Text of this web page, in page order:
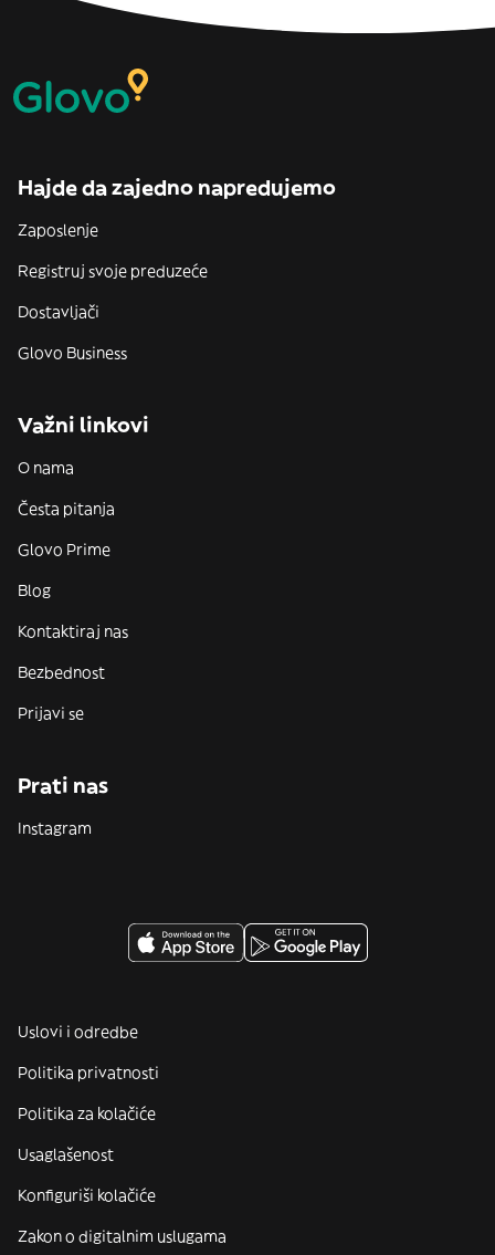
Hajde da zajedno napredujemo
Zaposlenje
Registruj svoje preduzeće
Dostavljači
Glovo Business
Važni linkovi
O nama
Česta pitanja
Glovo Prime
Blog
Kontaktiraj nas
Bezbednost
Prijavi se
Prati nas
Instagram
Uslovi i odredbe
Politika privatnosti
Politika za kolačiće
Usaglašenost
Konfiguriši kolačiće
Zakon o digitalnim uslugama